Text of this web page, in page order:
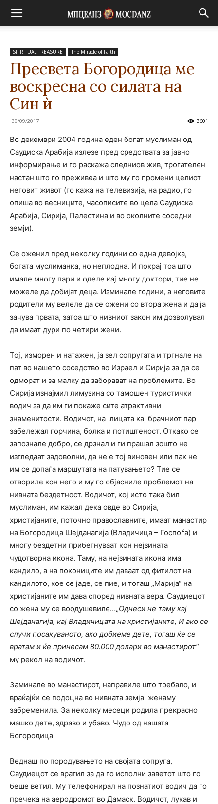
SPIRITUAL TREASURE The Miracle of Faith
Пресвета Богородица ме
воскресна со силата на
Син ѝ
30/09/2017 3601
Во декември 2004 година еден богат муслиман од
Саудиска Арабија излезе пред средствата за јавно
информирање и го раскажа следниов жив, трогателен
настан што го преживеа и што му го промени целиот
неговит живот (го кажа на телевизија, на радио, го
опиша во весниците, часописите во цела Саудиска
Арабија, Сирија, Палестина и во околните соседни
земји).
Се оженил пред неколку години со една девојка,
богата муслиманка, но неплодна. И покрај тоа што
имале многу пари и оделе кај многу доктори, тие не
можеле да добијат деца. Изминале години, а неговите
родители му велеле да се ожени со втора жена и да ја
зачува првата, затоа што нивниот закон им дозволувал
да имаат дури по четири жени.
Тој, изморен и натажен, ја зел сопругата и тргнале на
пат во нашето соседство во Израел и Сирија за да се
одморат и за малку да заборават на проблемите. Во
Сирија изнајмил лимузина со тамошен туристички
водич за да им ги покаже сите атрактивни
знаменитости. Водичот, на лицата кај брачниот пар
забележал горчина, болка и потиштеност. Откако се
запознале добро, се дрзнал и ги прашал зошто не
изгледаат задоволни, да не е тој виновен или пак не
им се допаѓа маршутата на патувањето? Тие се
отвориле кон него и му го објасниле проблемот на
нивната бездетност. Водичот, кој исто така бил
муслиман, им кажал дека овде во Сирија,
христијаните, поточно православните, имаат манастир
на Богородица Шејданагија (Владичица – Госпоѓа) и
многу бездетни прибегнуваат кон нејзината
чудотворна икона. Таму, на нејзината икона има
кандило, а на покониците им даваат од фитилот на
кандилото, кое се јаде, се пие, и тогаш „Марија“ на
христијаните им дава според нивната вера. Саудиецот
со жена му се воодушевиле…„Однеси не таму кај
Шејданагија, кај Владичицата на христијаните, И ако се
случи посакуваното, ако добиеме дете, тогаш ќе се
вратам и ќе принесам 80.000 долари во манастирот“
му рекол на водичот.
Заминале во манастирот, направиле што требало, и
враќајќи се подоцна во нивната земја, женаму
забременила. За неколку месеци родила прекрасно
машко дете, здраво и убаво. Чудо од нашата
Богородица.
Веднаш по породувањето на својата сопруга,
Саудиецот се вратил за да го исполни заветот што го
беше ветил. Му телефонирал на познатиот водич да го
пречека на аеродромот во Дамаск. Водичот, лукав и